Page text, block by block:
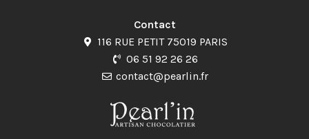
Contact
116 RUE PETIT 75019 PARIS
06 51 92 26 26
contact@pearlin.fr